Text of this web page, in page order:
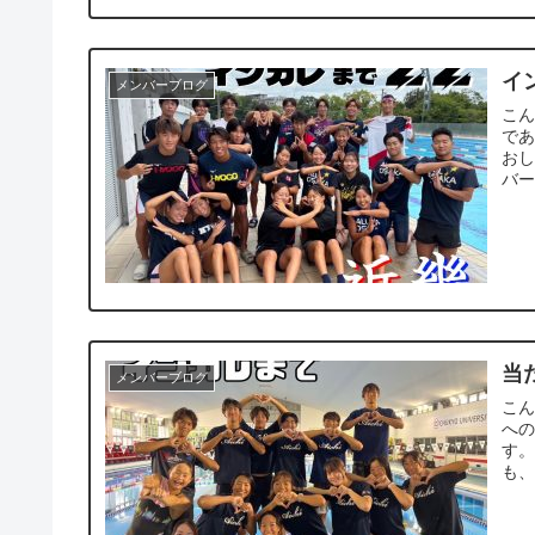
メンバーブログ イ
こ
で
お
バ
メンバーブログ 当
こ
へ
す
も